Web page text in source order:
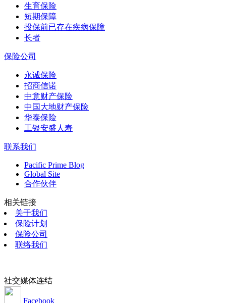
生育保险
短期保障
投保前已存在疾病保障
长者
保险公司
永诚保险
招商信诺
中意财产保险
中国大地财产保险
华泰保险
工银安盛人寿
联系我们
Pacific Prime Blog
Global Site
合作伙伴
相关链接
关于我们
保险计划
保险公司
联络我们
社交媒体连结
Facebook